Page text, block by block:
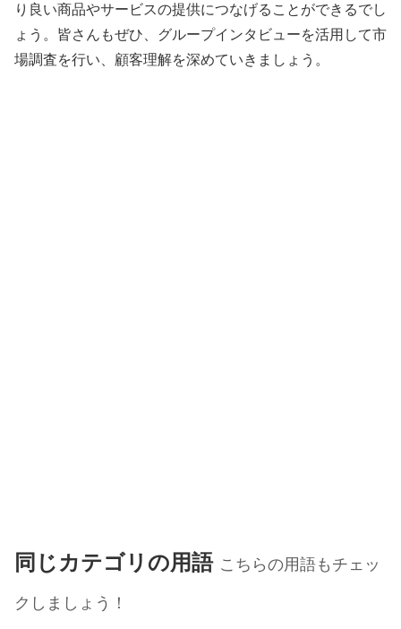
り良い商品やサービスの提供につなげることができるでし
ょう。皆さんもぜひ、グループインタビューを活用して市
場調査を行い、顧客理解を深めていきましょう。
同じカテゴリの用語 こちらの用語もチェッ
クしましょう！